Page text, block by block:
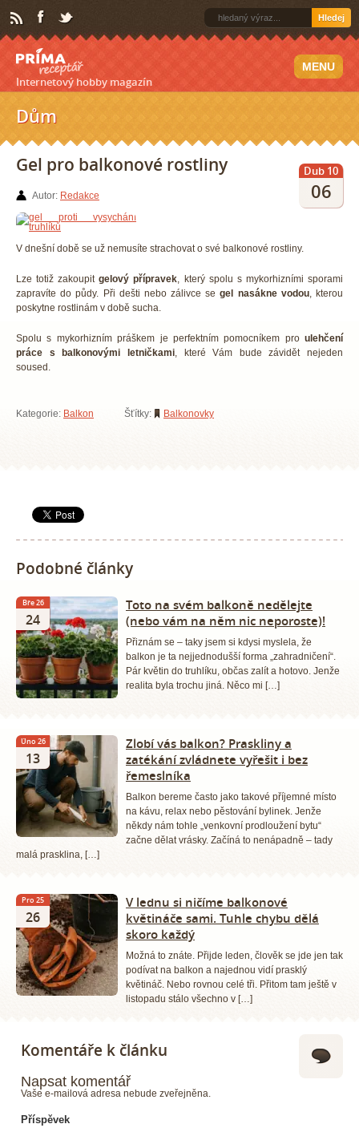
Hledej
Internetový hobby magazín
MENU
Dům
Gel pro balkonové rostliny Dub 10
06
Autor: Redakce
V dnešní době se už nemusíte strachovat o své balkonové rostliny.
Lze totiž zakoupitgelový přípravek, který spolu s mykorhizními sporami
zapravíte do půdy. Při dešti nebo zálivce segel nasákne vodou, kterou
poskytne rostlinám v době sucha.
Spolu s mykorhizním práškem je perfektním pomocníkem proulehčení
práce s balkonovými letničkami, které Vám bude závidět nejeden
soused.
Kategorie: Balkon Šťítky: Balkonovky
Podobné články
Bře 26
24
Toto na svém balkoně nedělejte
(nebo vám na něm nic neporoste)!
Přiznám se – taky jsem si kdysi myslela, že
balkon je ta nejjednodušší forma „zahradničení“.
Pár květin do truhlíku, občas zalít a hotovo. Jenže
realita byla trochu jiná. Něco mi […]
Úno 26
13
Zlobí vás balkon? Praskliny a
zatékání zvládnete vyřešit i bez
řemeslníka
Balkon bereme často jako takové příjemné místo
na kávu, relax nebo pěstování bylinek. Jenže
někdy nám tohle „venkovní prodloužení bytu“
začne dělat vrásky. Začíná to nenápadně – tady
malá prasklina, […]
Pro 25
26
V lednu si ničíme balkonové
květináče sami. Tuhle chybu dělá
skoro každý
Možná to znáte. Přijde leden, člověk se jde jen tak
podívat na balkon a najednou vidí prasklý
květináč. Nebo rovnou celé tři. Přitom tam ještě v
listopadu stálo všechno v […]
Komentáře k článku
Napsat komentář
Vaše e-mailová adresa nebude zveřejněna.
Příspěvek